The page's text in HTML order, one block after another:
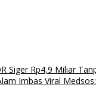
Siger Rp4,9 Miliar
Imbas Viral